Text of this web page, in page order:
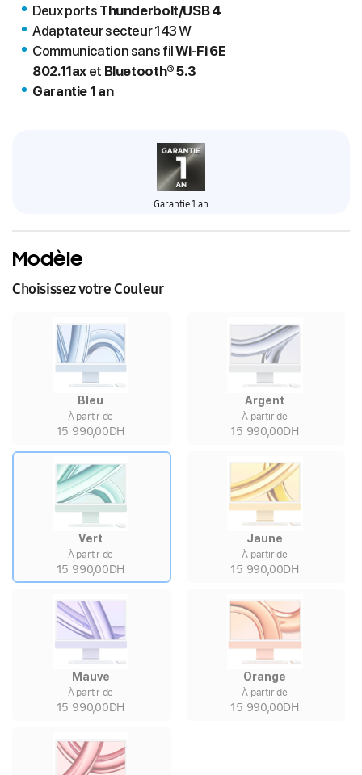
Deux ports Thunderbolt/USB 4
Adaptateur secteur 143 W
Communication sans filWi-Fi 6E
802.11ax et Bluetooth® 5.3
Garantie 1 an
Garantie 1 an
Modèle
Choisissez votre Couleur
Bleu
À partir de
15 990,00DH
Argent
À partir de
15 990,00DH
Vert
À partir de
15 990,00DH
Jaune
À partir de
15 990,00DH
Mauve
À partir de
15 990,00DH
Orange
À partir de
15 990,00DH